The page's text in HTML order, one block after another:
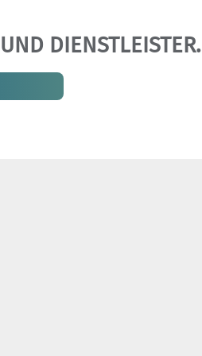
DIENSTLEISTER.